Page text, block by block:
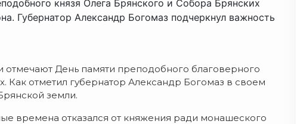
князя Олега Брянского и Собора Брянских
Губернатор Александр Богомаз подчеркнул важность
День памяти преподобного благоверного
Как отметил губернатор Александр Богомаз в своем
земли.
времена отказался от княжения ради монашеского